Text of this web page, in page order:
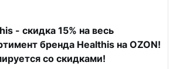
- скидка 15% на весь
бренда Healthis на OZON!
со скидками!